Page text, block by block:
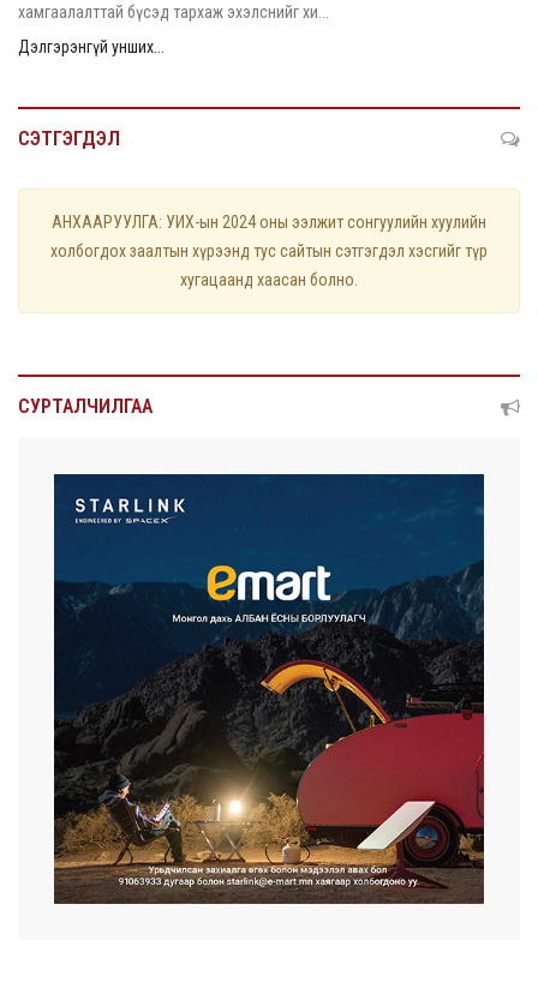
хамгаалалттай бүсэд тархаж эхэлснийг хи...
Дэлгэрэнгүй унших...
СЭТГЭГДЭЛ
АНХААРУУЛГА: УИХ-ын 2024 оны ээлжит сонгуулийн хуулийн
холбогдох заалтын хүрээнд тус сайтын сэтгэгдэл хэсгийг түр
хугацаанд хаасан болно.
СУРТАЛЧИЛГАА